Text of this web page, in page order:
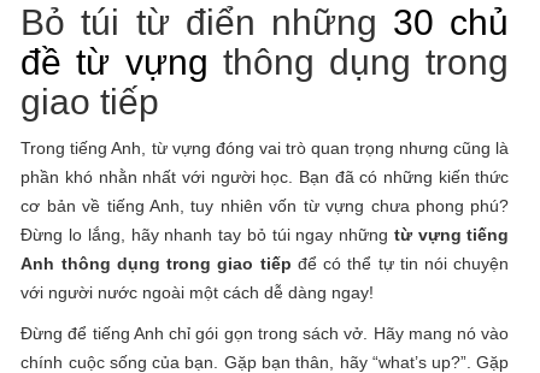
Bỏ túi từ điển những 30 chủ
đề từ vựng thông dụng trong
giao tiếp
Trong tiếng Anh, từ vựng đóng vai trò quan trọng nhưng cũng là
phần khó nhằn nhất với người học. Bạn đã có những kiến thức
cơ bản về tiếng Anh, tuy nhiên vốn từ vựng chưa phong phú?
Đừng lo lắng, hãy nhanh tay bỏ túi ngay những từ vựng tiếng
Anh thông dụng trong giao tiếp để có thể tự tin nói chuyện
với người nước ngoài một cách dễ dàng ngay!
Đừng để tiếng Anh chỉ gói gọn trong sách vở. Hãy mang nó vào
chính cuộc sống của bạn. Gặp bạn thân, hãy “what’s up?”. Gặp